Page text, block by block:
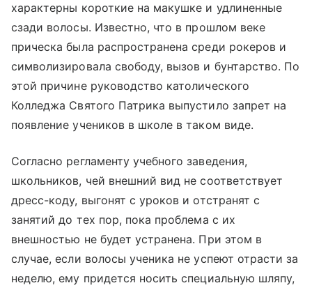
характерны короткие на макушке и удлиненные
сзади волосы. Известно, что в прошлом веке
прическа была распространена среди рокеров и
символизировала свободу, вызов и бунтарство. По
этой причине руководство католического
Колледжа Святого Патрика выпустило запрет на
появление учеников в школе в таком виде.
Согласно регламенту учебного заведения,
школьников, чей внешний вид не соответствует
дресс-коду, выгонят с уроков и отстранят с
занятий до тех пор, пока проблема с их
внешностью не будет устранена. При этом в
случае, если волосы ученика не успеют отрасти за
неделю, ему придется носить специальную шляпу,